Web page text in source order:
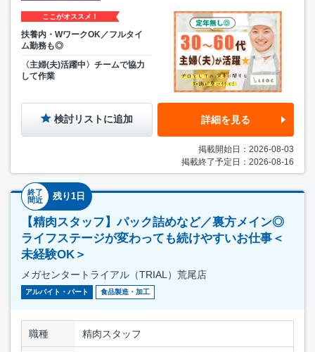
ここがオススメ！
扶養内・WワークOK／フルタイ
ム勤務も◎
〈主婦(夫)活躍中〉チームで協力
して作業
検討リストに追加 詳細を見る
掲載開始日：2026-08-03
掲載終了予定日：2026-08-16
終了
間近
残り1日
【精肉スタッフ】パック詰めなど／裏方メイン◎
ライフステージが変わっても続けやすいお仕事＜
未経験OK＞
メガセンタートライアル（TRIAL）荒尾店
アルバイト・パート 食品製造・加工
職種 精肉スタッフ